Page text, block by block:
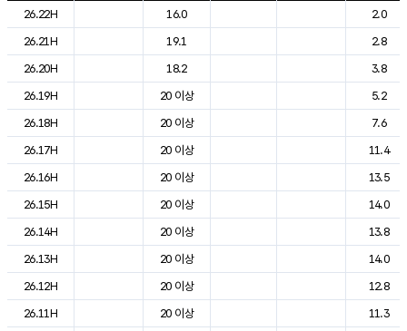
도시별 기상실황표로 지점, 날씨, 기온, 강수, 바람, 기압등을 안내한 표입
26.22H
16.0
2.0
26.21H
19.1
2.8
26.20H
18.2
3.8
26.19H
20 이상
5.2
26.18H
20 이상
7.6
26.17H
20 이상
11.4
26.16H
20 이상
13.5
26.15H
20 이상
14.0
26.14H
20 이상
13.8
26.13H
20 이상
14.0
26.12H
20 이상
12.8
26.11H
20 이상
11.3